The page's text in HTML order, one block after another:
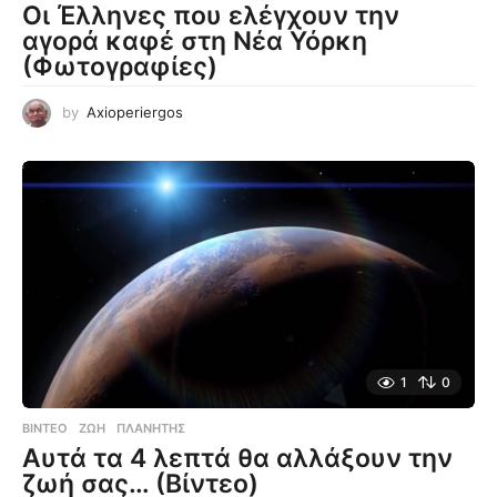
Οι Έλληνες που ελέγχουν την
αγορά καφέ στη Νέα Υόρκη
(Φωτογραφίες)
by Axioperiergos
1 0
ΒΊΝΤΕΟ ΖΩΉ ,ΠΛΑΝΉΤΗΣ
Αυτά τα 4 λεπτά θα αλλάξουν την
ζωή σας… (Βίντεο)